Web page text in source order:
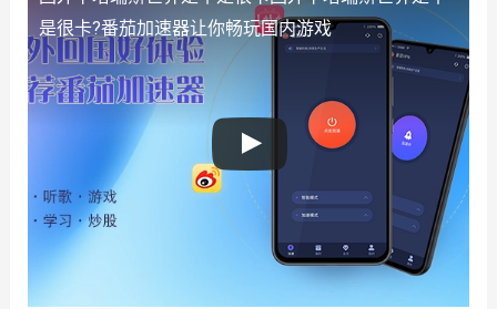
是很卡?番茄加速器让你畅玩国内游戏